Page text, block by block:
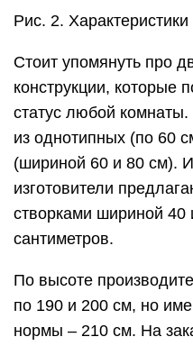
Рис. 2.
Стоит упомянуть про
конструкции, которые
статус любой
из однотипных (по 60
(шириной 60 и 80 см).
изготовители
створками шириной 40
сантиметров.
По высоте
по 190 и 200 см, но
нормы – 210 см. На